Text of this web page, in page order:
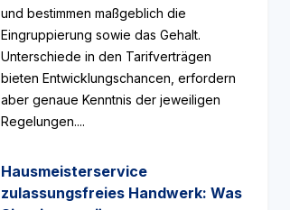
und bestimmen maßgeblich die
Eingruppierung sowie das Gehalt.
Unterschiede in den Tarifverträgen
bieten Entwicklungschancen, erfordern
aber genaue Kenntnis der jeweiligen
Regelungen....
Hausmeisterservice
zulassungsfreies Handwerk: Was